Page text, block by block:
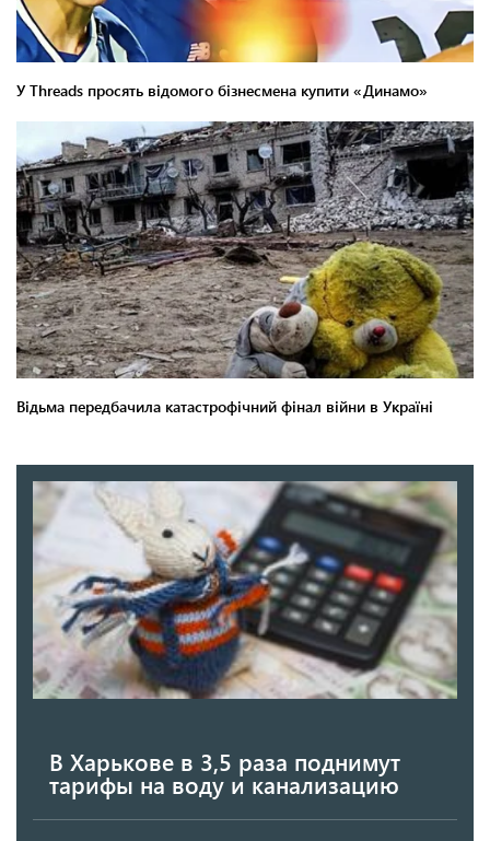
В Харькове в 3,5 раза поднимут
тарифы на воду и канализацию